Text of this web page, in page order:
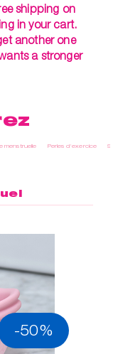
shipping on
in your cart.
another one
a stronger
menstruelle Perles d'exercice
-50%